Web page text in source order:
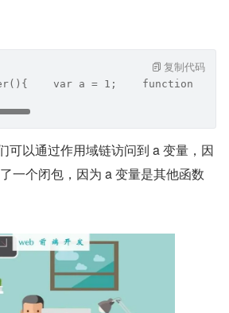
var a = 1;    function
复制代码
可以通过作用域链访问到 a 变量，因
一个闭包，因为 a 变量是其他函数